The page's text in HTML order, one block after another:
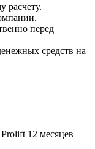
расчету.
перед
средств на
12 месяцев